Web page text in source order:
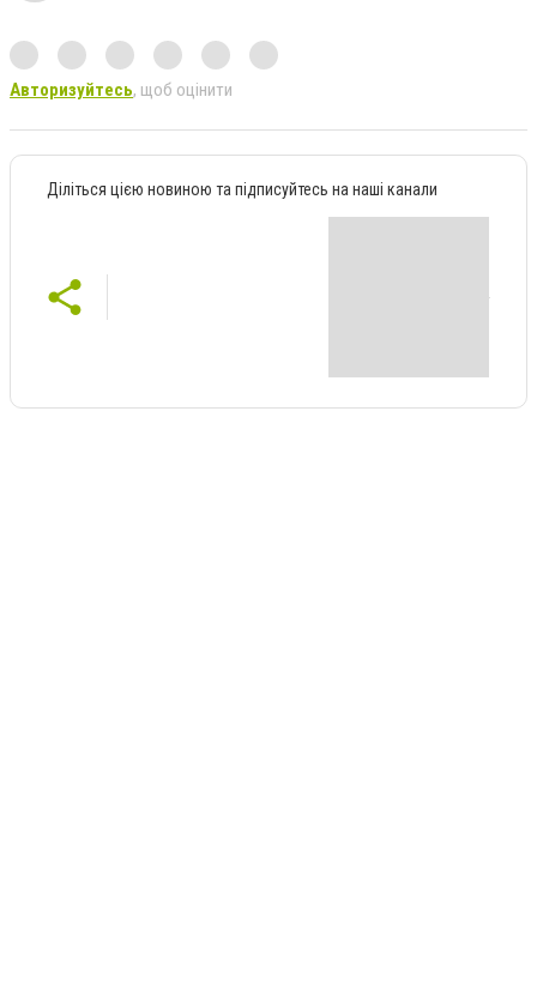
Авторизуйтесь, щоб оцінити
Діліться цією новиною та підписуйтесь на наші канали